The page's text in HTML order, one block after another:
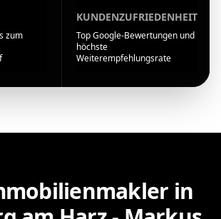
zum
KUNDENZUFRIEDENHEIT
Top Google-Bewertungen und
höchste
Weiterempfehlungsrate
in